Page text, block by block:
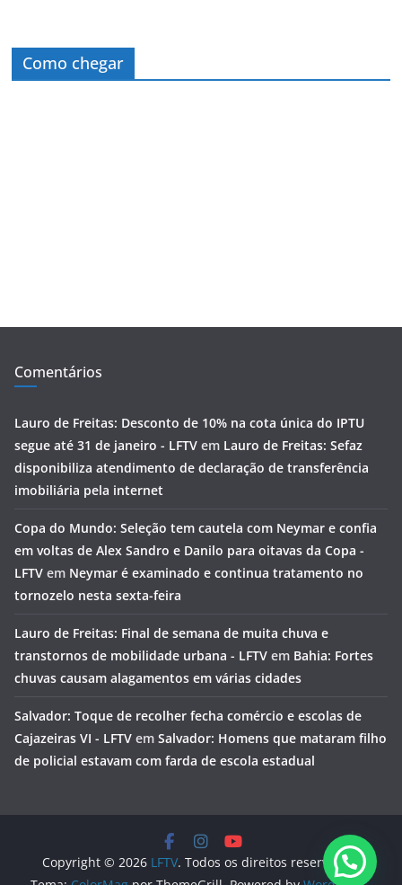
Como chegar
Comentários
Lauro de Freitas: Desconto de 10% na cota única do IPTU
segue até 31 de janeiro - LFTV em Lauro de Freitas: Sefaz
disponibiliza atendimento de declaração de transferência
imobiliária pela internet
Copa do Mundo: Seleção tem cautela com Neymar e confia
em voltas de Alex Sandro e Danilo para oitavas da Copa -
LFTV em Neymar é examinado e continua tratamento no
tornozelo nesta sexta-feira
Lauro de Freitas: Final de semana de muita chuva e
transtornos de mobilidade urbana - LFTV em Bahia: Fortes
chuvas causam alagamentos em várias cidades
Salvador: Toque de recolher fecha comércio e escolas de
Cajazeiras VI - LFTV em Salvador: Homens que mataram filho
de policial estavam com farda de escola estadual
Copyright © 2026 LFTV. Todos os direitos reservados.